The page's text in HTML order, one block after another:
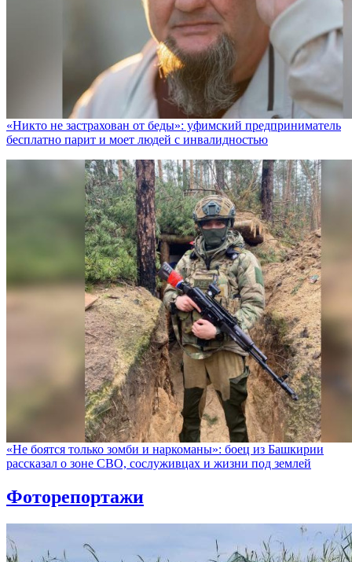
«Никто не заcтрахован от беды»: уфимский предприниматель
бесплатно парит и моет людей с инвалидностью
«Не боятся только зомби и наркоманы»: боец из Башкирии
рассказал о зоне СВО, сослуживцах и жизни под землей
Фоторепортажи